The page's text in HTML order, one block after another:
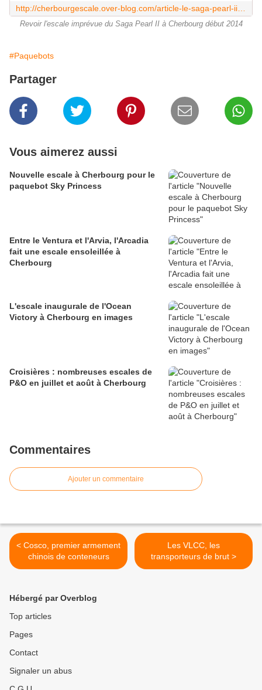
Revoir l'escale imprévue du Saga Pearl II à Cherbourg début 2014
#Paquebots
Partager
Vous aimerez aussi
Nouvelle escale à Cherbourg pour le
paquebot Sky Princess
Entre le Ventura et l'Arvia, l'Arcadia
fait une escale ensoleillée à
Cherbourg
L'escale inaugurale de l'Ocean
Victory à Cherbourg en images
Croisières : nombreuses escales de
P&O en juillet et août à Cherbourg
Commentaires
Ajouter un commentaire
< Cosco, premier armement
chinois de conteneurs
Les VLCC, les
transporteurs de brut >
Hébergé par Overblog
Top articles
Pages
Contact
Signaler un abus